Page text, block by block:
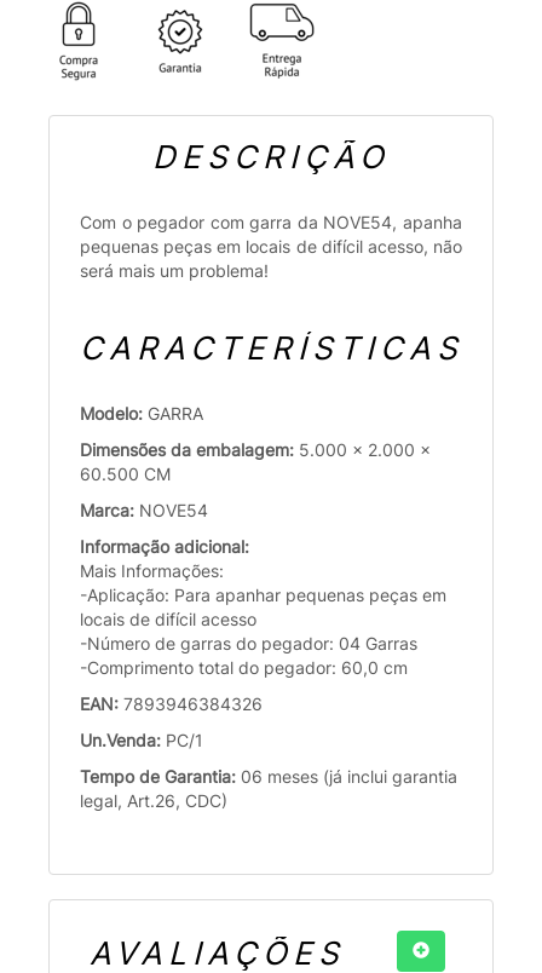
DESCRIÇÃO
Com o pegador com garra da NOVE54, apanha
pequenas peças em locais de difícil acesso, não
será mais um problema!
CARACTERÍSTICAS
Modelo: GARRA
Dimensões da embalagem: 5.000 x 2.000 x
60.500 CM
Marca: NOVE54
Informação adicional:
Mais Informações:
-Aplicação: Para apanhar pequenas peças em
locais de difícil acesso
-Número de garras do pegador: 04 Garras
-Comprimento total do pegador: 60,0 cm
EAN: 7893946384326
Un.Venda: PC/1
Tempo de Garantia: 06 meses (já inclui garantia
legal, Art.26, CDC)
AVALIAÇÕES